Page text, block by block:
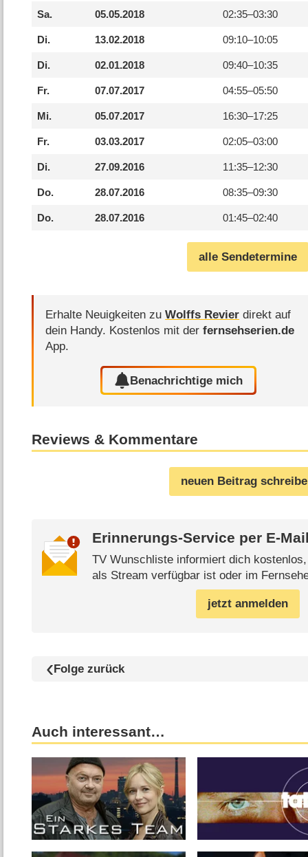
Sa. 05.05.2018 02:35–03:30
Di. 13.02.2018 09:10–10:05
Di. 02.01.2018 09:40–10:35
Fr. 07.07.2017 04:55–05:50
Mi. 05.07.2017 16:30–17:25
Fr. 03.03.2017 02:05–03:00
Di. 27.09.2016 11:35–12:30
Do. 28.07.2016 08:35–09:30
Do. 28.07.2016 01:45–02:40
alle Sendetermine
Erhalte Neuigkeiten zuWolffs Revier direkt auf
dein Handy. Kostenlos mit derfernsehserien.de
App.
Benachrichtige mich
Reviews & Kommentare
neuen Beitrag
Erinnerungs-Service per E-
TV Wunschliste informiert dich
als Stream verfügbar ist oder im
jetzt anmelden
Folge zurück
Auch interessant…